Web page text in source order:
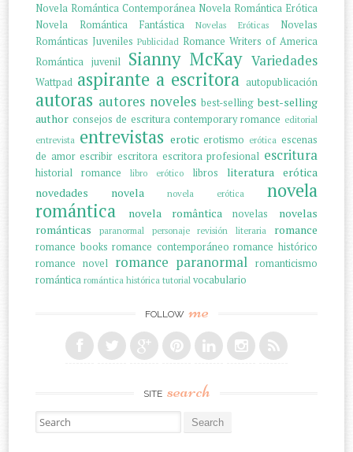
Novela Romántica Contemporánea Novela Romántica Erótica
Novela Romántica Fantástica
Novelas Eróticas
Novelas
Románticas Juveniles Publicidad Romance Writers of America
Romántica juvenil
Sianny McKay Variedades
Wattpad aspirante a escritora autopublicación
autoras autores noveles best-selling best-selling
author consejos de escritura contemporary romance editorial
entrevista entrevistas erotic erotismo erótica escenas
de amor escribir escritora escritora profesional escritura
historial romance libro erótico libros
literatura erótica
novedades
novela novela erótica
novela
romántica
novela romântica novelas
novelas
románticas
paranormal personaje revisión literaria romance
romance books romance contemporáneo romance histórico
romance novel romance paranormal romanticismo
romántica romántica histórica tutorial vocabulario
FOLLOW me
SITE search
Search for: